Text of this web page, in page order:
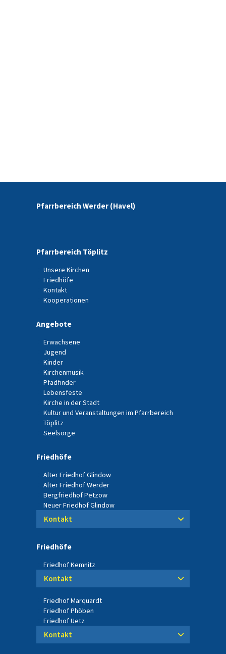
Pfarrbereich Werder (Havel)
Pfarrbereich Töplitz
Unsere Kirchen
Friedhöfe
Kontakt
Kooperationen
Angebote
Erwachsene
Jugend
Kinder
Kirchenmusik
Pfadfinder
Lebensfeste
Kirche in der Stadt
Kultur und Veranstaltungen im Pfarrbereich
Töplitz
Seelsorge
Friedhöfe
Alter Friedhof Glindow
Alter Friedhof Werder
Bergfriedhof Petzow
Neuer Friedhof Glindow
Kontakt
Friedhöfe
Friedhof Kemnitz
Kontakt
Friedhof Marquardt
Friedhof Phöben
Friedhof Uetz
Kontakt